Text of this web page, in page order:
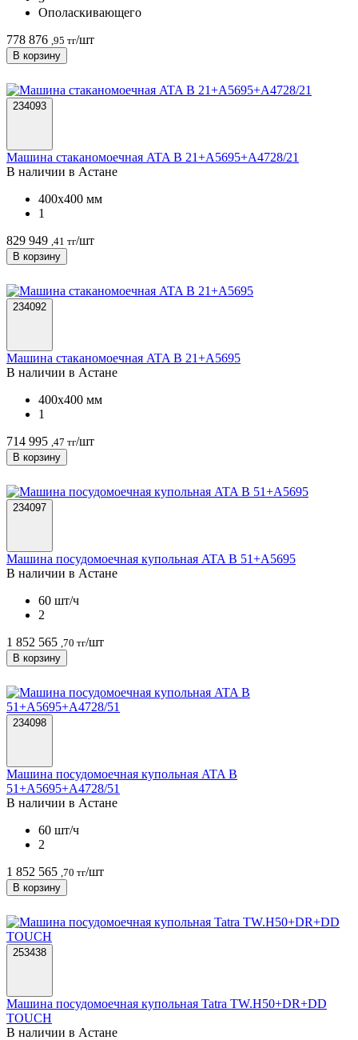
Ополаскивающего
778 876 ,95 тг/шт
В корзину
234093
Машина стаканомоечная ATA B 21+А5695+А4728/21
В наличии в Астанe
400х400 мм
1
829 949 ,41 тг/шт
В корзину
234092
Машина стаканомоечная ATA B 21+А5695
В наличии в Астанe
400х400 мм
1
714 995 ,47 тг/шт
В корзину
234097
Машина посудомоечная купольная ATA B 51+А5695
В наличии в Астанe
60 шт/ч
2
1 852 565 ,70 тг/шт
В корзину
234098
Машина посудомоечная купольная ATA B
51+А5695+А4728/51
В наличии в Астанe
60 шт/ч
2
1 852 565 ,70 тг/шт
В корзину
253438
Машина посудомоечная купольная Tatra TW.H50+DR+DD
TOUCH
В наличии в Астанe